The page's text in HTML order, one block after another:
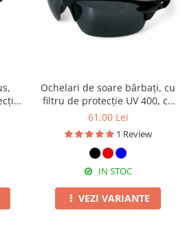
Ochelari de soare bărbați, cu
filtru de protecție UV 400, cu
toc cadou, OSB56
61,00 Lei
1 Review
IN STOC
VEZI VARIANTE